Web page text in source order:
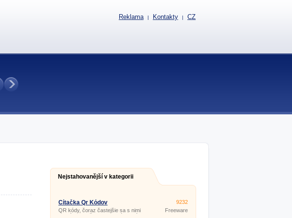
Nejstahovanější v kategorii
Čítačka Qr Kódov
QR kódy, čoraz častejšie sa s nimi
stretávame všade okolo nás. Vidíme
9232
Freeware
Reklama | Kontakty | CZ